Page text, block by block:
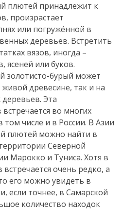
плютей принадлежит к
произрастает
или погружённой в
деревьев. Встретить
вязов, иногда –
ясеней или буков.
золотисто-бурый может
древесине, так и на
Эта
во многих
том числе и в России. В Азии
плютей можно найти в
Северной
Марокко и Туниса. Хотя в
очень редко, а
его можно увидеть в
если точнее, в Самарской
количество находок